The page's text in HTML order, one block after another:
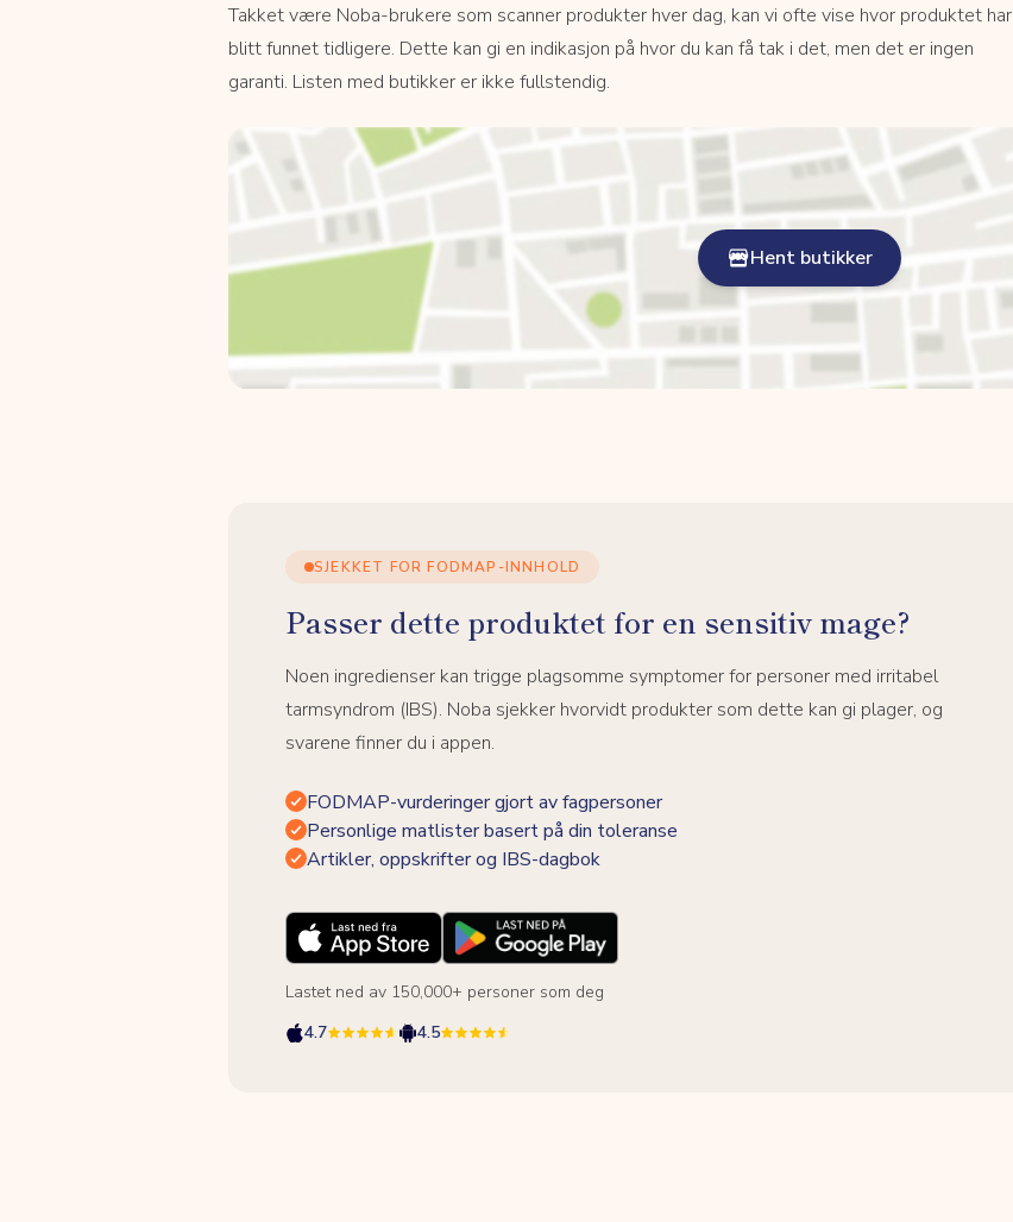
Takket være Noba-brukere som scanner produkter hver dag, kan vi ofte vise hvor produktet har
blitt funnet tidligere. Dette kan gi en indikasjon på hvor du kan få tak i det, men det er ingen
garanti. Listen med butikker er ikke fullstendig.
Hent butikker
SJEKKET FOR FODMAP-INNHOLD
Passer dette produktet for en sensitiv mage?
Noen ingredienser kan trigge plagsomme symptomer for personer med irritabel
tarmsyndrom (IBS). Noba sjekker hvorvidt produkter som dette kan gi plager, og
svarene finner du i appen.
FODMAP-vurderinger gjort av fagpersoner
Personlige matlister basert på din toleranse
Artikler, oppskrifter og IBS-dagbok
Lastet ned av 150,000+ personer som deg
4.7
4.5